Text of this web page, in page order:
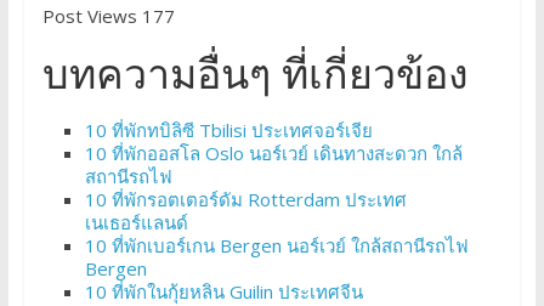
Post Views 177
บทความอื่นๆ ที่เกี่ยวข้อง
10 ที่พักทบิลิซี Tbilisi ประเทศจอร์เจีย
10 ที่พักออสโล Oslo นอร์เวย์ เดินทางสะดวก ใกล้
สถานีรถไฟ
10 ที่พักรอตเตอร์ดัม Rotterdam ประเทศ
เนเธอร์แลนด์
10 ที่พักเบอร์เกน Bergen นอร์เวย์ ใกล้สถานีรถไฟ
Bergen
10 ที่พักในกุ้ยหลิน Guilin ประเทศจีน